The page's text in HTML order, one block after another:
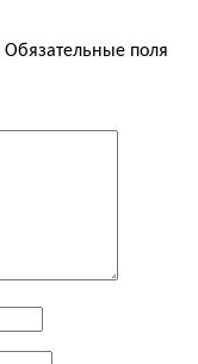
Обязательные поля